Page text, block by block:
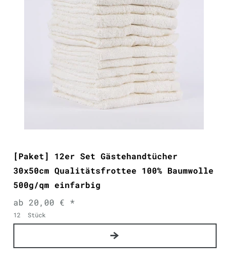
[Paket] 12er Set Gästehandtücher
30x50cm Qualitätsfrottee 100% Baumwolle
500g/qm einfarbig
ab 20,00 € *
12 Stück